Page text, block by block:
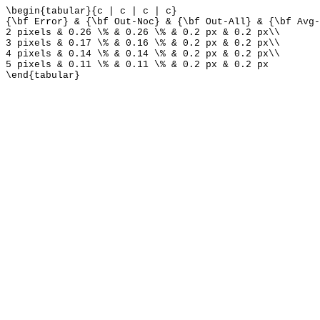
\begin{tabular}{c | c | c | c}
{\bf Error} & {\bf Out-Noc} & {\bf Out-All} & {\bf
2 pixels & 0.26 \% & 0.26 \% & 0.2 px & 0.2 px\\
3 pixels & 0.17 \% & 0.16 \% & 0.2 px & 0.2 px\\
4 pixels & 0.14 \% & 0.14 \% & 0.2 px & 0.2 px\\
5 pixels & 0.11 \% & 0.11 \% & 0.2 px & 0.2 px
\end{tabular}